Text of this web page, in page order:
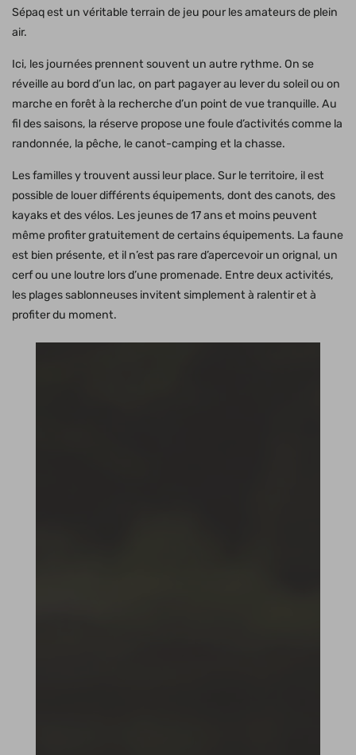
Sépaq est un véritable terrain de jeu pour les amateurs de plein
air.
Ici, les journées prennent souvent un autre rythme. On se
réveille au bord d’un lac, on part pagayer au lever du soleil ou on
marche en forêt à la recherche d’un point de vue tranquille. Au
fil des saisons, la réserve propose une foule d’activités comme la
randonnée, la pêche, le canot-camping et la chasse.
Les familles y trouvent aussi leur place. Sur le territoire, il est
possible de louer différents équipements, dont des canots, des
kayaks et des vélos. Les jeunes de 17 ans et moins peuvent
même profiter gratuitement de certains équipements. La faune
est bien présente, et il n’est pas rare d’apercevoir un orignal, un
cerf ou une loutre lors d’une promenade. Entre deux activités,
les plages sablonneuses invitent simplement à ralentir et à
profiter du moment.